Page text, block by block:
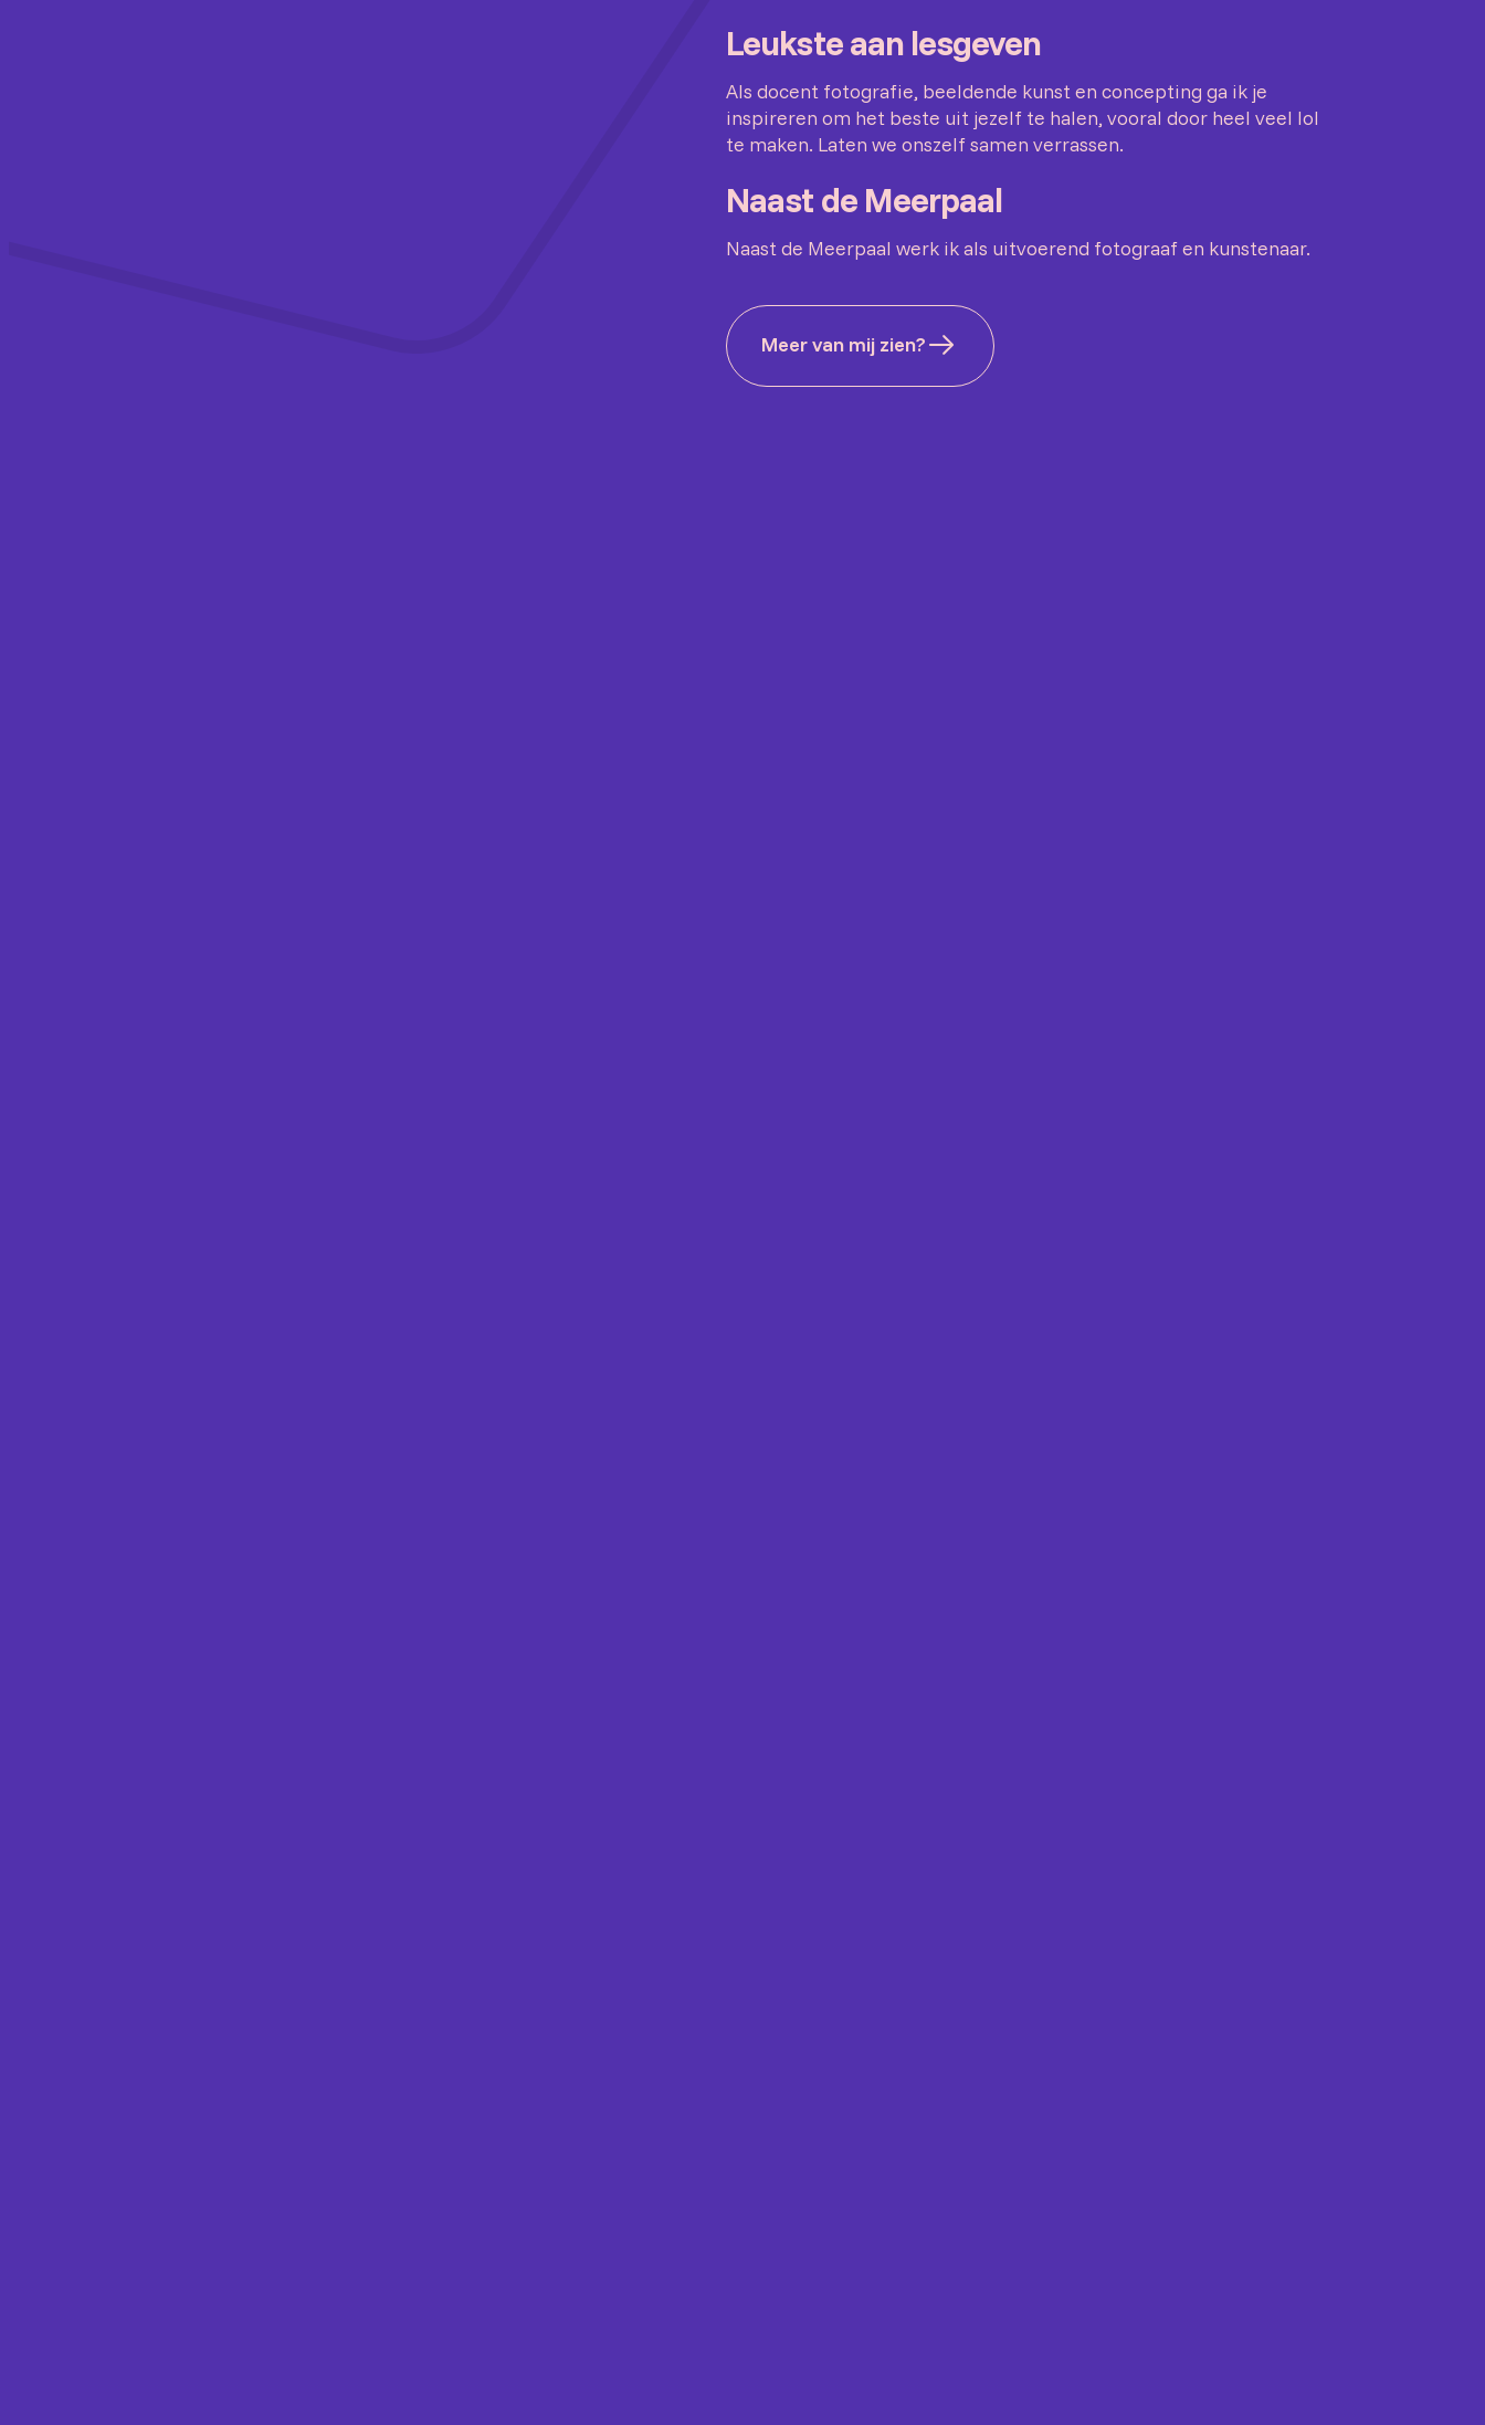
Leukste aan lesgeven
Als docent fotografie, beeldende kunst en concepting ga ik je
inspireren om het beste uit jezelf te halen, vooral door heel veel lol
te maken. Laten we onszelf samen verrassen.
Naast de Meerpaal
Naast de Meerpaal werk ik als uitvoerend fotograaf en kunstenaar.
Meer van mij zien?